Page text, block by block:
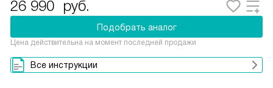
26 990 руб.
Подобрать аналог
Цена действительна на момент последней продажи
Все инструкции